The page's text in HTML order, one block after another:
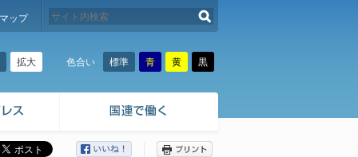
ップ
拡大 色合い 標準 青 黄 黒